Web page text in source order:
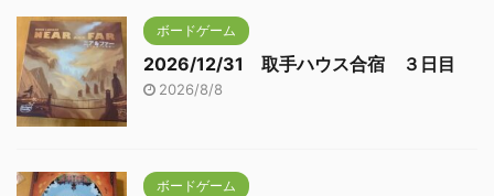
ボードゲーム
2026/12/31 取手ハウス合宿 ３日目
2026/8/8
ボードゲーム